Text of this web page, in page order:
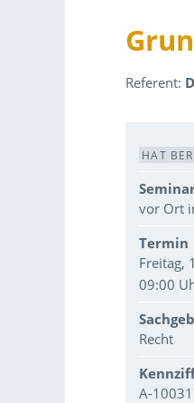
Referent:
HAT
vor Ort
Termin
Freitag,
09:00
Recht
A-